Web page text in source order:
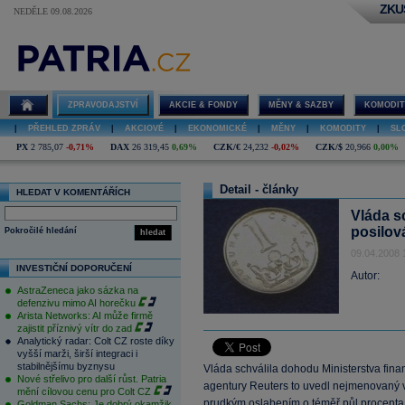
NEDĚLE 09.08.2026
ZPRAVODAJSTVÍ AKCIE & FONDY MĚNY & SAZBY
PŘEHLED ZPRÁV AKCIOVÉ EKONOMICKÉ MĚNY KOMODITY
PX 2 785,07 -0,71% DAX 26 319,45 0,69% CZK/€ 24,232 -0,02% CZK/$ 20,966 0,00%
HLEDAT V KOMENTÁŘÍCH
hledat
Pokročilé hledání
INVESTIČNÍ DOPORUČENÍ
AstraZeneca jako sázka na
defenzivu mimo AI horečku
Arista Networks: AI může firmě
zajistit příznivý vítr do zad
Analytický radar: Colt CZ roste díky
vyšší marži, širší integraci i
stabilnějšímu byznysu
Nové střelivo pro další růst. Patria
mění cílovou cenu pro Colt CZ
Detail - články
Vláda
09.04.2008
Autor:
Vláda schválila dohodu Ministerstva
agentury Reuters to uvedl